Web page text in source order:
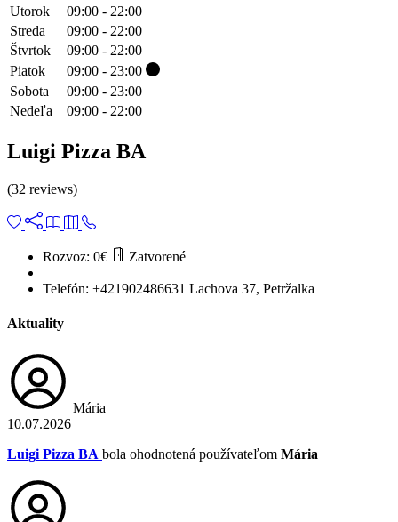
Utorok
09:00 - 22:00
Streda
09:00 - 22:00
Štvrtok
09:00 - 22:00
Piatok
09:00 - 23:00
Sobota
09:00 - 23:00
Nedeľa
09:00 - 22:00
Luigi Pizza BA
(32 reviews)
Rozvoz: 0€ Zatvorené
Telefón: +421902486631 Lachova 37, Petržalka
Aktuality
Mária
10.07.2026
Luigi Pizza BA bola ohodnotená používateľom Mária